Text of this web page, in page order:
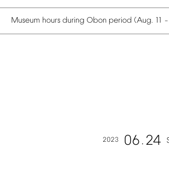
Museum hours during Obon period (Aug. 11
2023 06 24